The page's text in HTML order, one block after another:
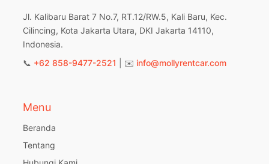
Jl. Kalibaru Barat 7 No.7, RT.12/RW.5, Kali Baru, Kec.
Cilincing, Kota Jakarta Utara, DKI Jakarta 14110,
Indonesia.
📞 +62 858-9477-2521 | ✉️ info@mollyrentcar.com
Menu
Beranda
Tentang